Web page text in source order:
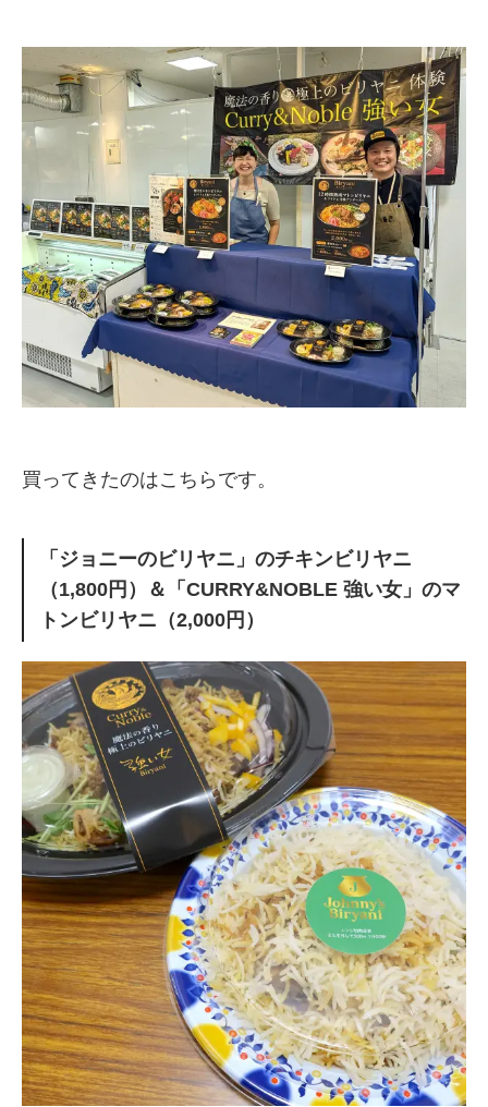
買ってきたのはこちらです。
「ジョニーのビリヤニ」のチキンビリヤニ
（1,800円）＆「CURRY&NOBLE 強い女」のマ
トンビリヤニ（2,000円）